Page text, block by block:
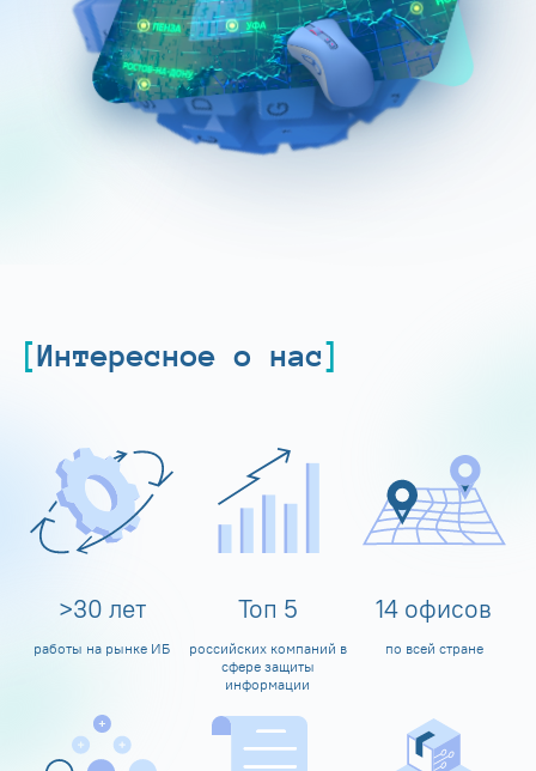
Интересное о нас
>30 лет
работы на рынке ИБ
Топ 5
российских компаний в
сфере защиты
информации
14 офисов
по всей стране